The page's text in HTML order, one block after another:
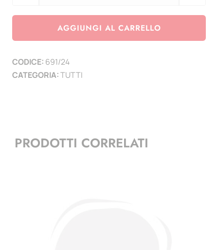
-
AGGIUNGI AL CARRELLO
CODICE: 691/24
CATEGORIA:TUTTI
PRODOTTI CORRELATI